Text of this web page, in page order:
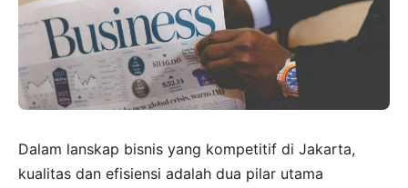
Dalam lanskap bisnis yang kompetitif di Jakarta,
kualitas dan efisiensi adalah dua pilar utama